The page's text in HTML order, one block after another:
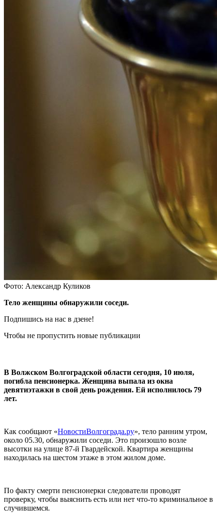
Фото: Александр Куликов
Тело женщины обнаружили соседи.
Подпишись на нас в дзене!
Чтобы не пропустить новые публикации
В Волжском Волгоградской области сегодня, 10 июля,
погибла пенсионерка. Женщина выпала из окна
девятиэтажки в свой день рождения. Ей исполнилось 79
лет.
Как сообщают «НовостиВолгограда.ру», тело ранним утром,
около 05.30, обнаружили соседи. Это произошло возле
высотки на улице 87-й Гвардейской. Квартира женщины
находилась на шестом этаже в этом жилом доме.
По факту смерти пенсионерки следователи проводят
проверку, чтобы выяснить есть или нет что-то криминальное в
случившемся.